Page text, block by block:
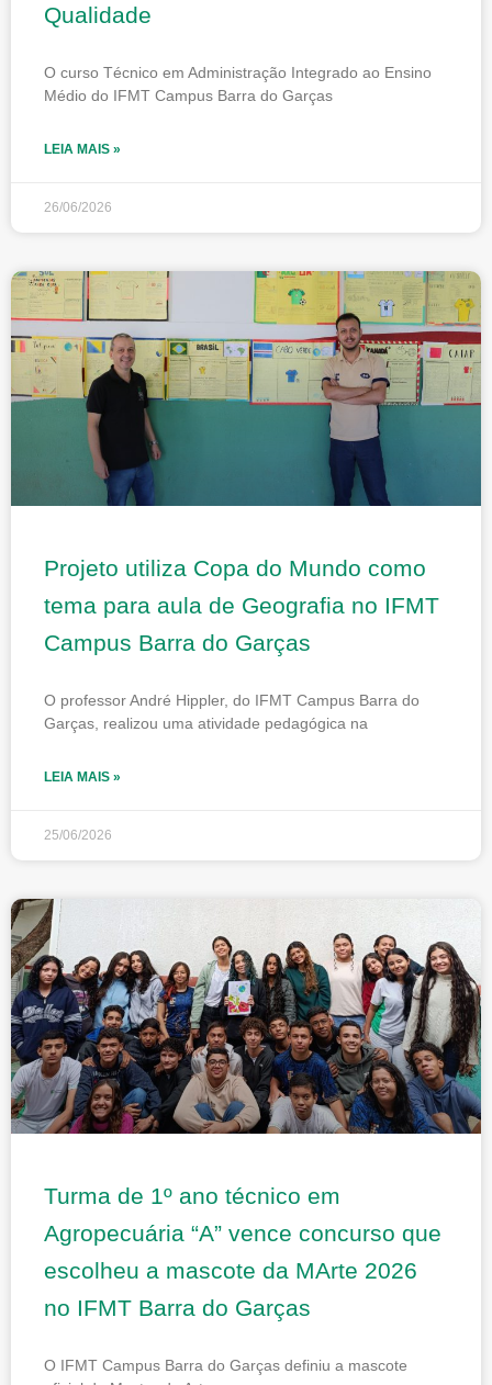
Qualidade
O curso Técnico em Administração Integrado ao Ensino
Médio do IFMT Campus Barra do Garças
LEIA MAIS »
26/06/2026
Projeto utiliza Copa do Mundo como
tema para aula de Geografia no IFMT
Campus Barra do Garças
O professor André Hippler, do IFMT Campus Barra do
Garças, realizou uma atividade pedagógica na
LEIA MAIS »
25/06/2026
Turma de 1º ano técnico em
Agropecuária “A” vence concurso que
escolheu a mascote da MArte 2026
no IFMT Barra do Garças
O IFMT Campus Barra do Garças definiu a mascote